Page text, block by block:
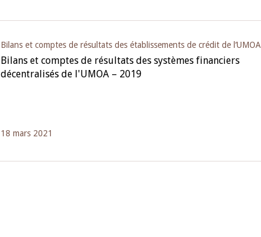
Bilans et comptes de résultats des établissements de crédit de l‘UMOA
Bilans et comptes de résultats des systèmes financiers
décentralisés de l'UMOA – 2019
18 mars 2021